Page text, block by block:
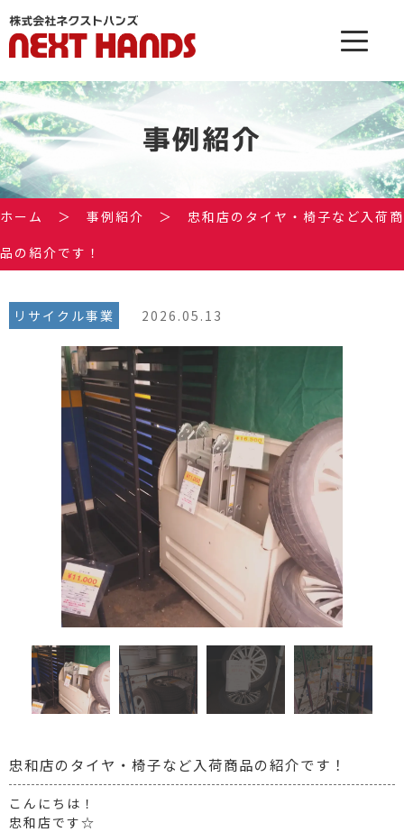
事例紹介
ホーム ＞ 事例紹介 ＞ 忠和店のタイヤ・椅子など入荷商
品の紹介です！
リサイクル事業 2026.05.13
忠和店のタイヤ・椅子など入荷商品の紹介です！
こんにちは！
忠和店です☆